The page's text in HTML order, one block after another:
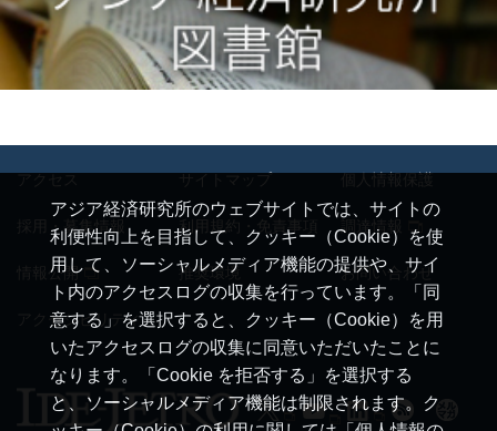
アジア経済研究所のウェブサイトでは、サイトの
利便性向上を目指して、クッキー（Cookie）を使
用して、ソーシャルメディア機能の提供や、サイ
ト内のアクセスログの収集を行っています。「同
意する」を選択すると、クッキー（Cookie）を用
いたアクセスログの収集に同意いただいたことに
なります。「Cookie を拒否する」を選択する
と、ソーシャルメディア機能は制限されます。ク
アクセス サイトマップ 個人情報保護
採用・募集情報 利用規約・免責事項 調達情報
情報公開 推奨環境 お問い合わせ
アクセシビリティ